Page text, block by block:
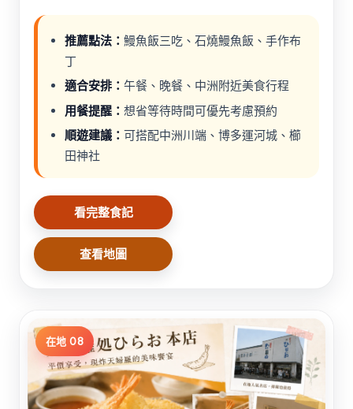
推薦點法： 鰻魚飯三吃、石燒鰻魚飯、手作布
丁
適合安排： 午餐、晚餐、中洲附近美食行程
用餐提醒： 想省等待時間可優先考慮預約
順遊建議： 可搭配中洲川端、博多運河城、櫛
田神社
看完整食記
查看地圖
在地 08